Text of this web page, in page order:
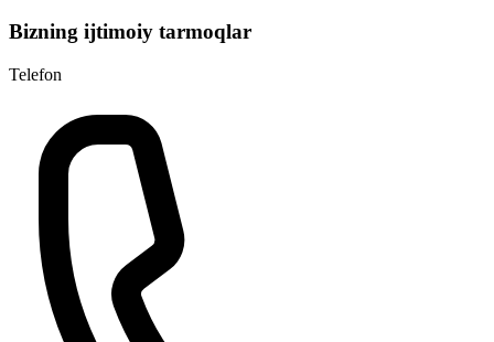
Bizning ijtimoiy tarmoqlar
Telefon